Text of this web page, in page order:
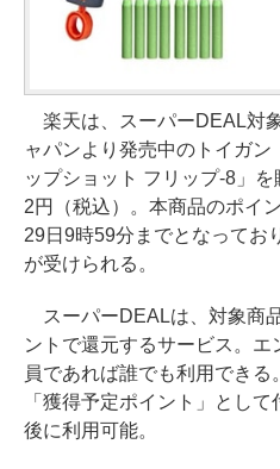
楽天は、スーパーDEAL対
ャパンより発売中のトイガン
ップショット フリップ-8」
2円（税込）。本商品のポイ
29日9時59分までとなってお
が受けられる。
スーパーDEALは、対象商
ントで還元するサービス。
員であれば誰でも利用でき
「獲得予定ポイント」とし
後に利用可能。